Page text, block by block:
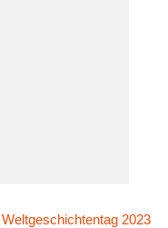
Weltgeschichtentag 2023